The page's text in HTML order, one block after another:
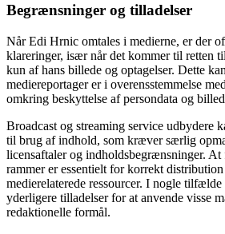
Begrænsninger og tilladelser
Når Edi Hrnic omtales i medierne, er der
klareringer, især når det kommer til retten
kun af hans billede og optagelser. Dette
mediereportager er i overensstemmelse
omkring beskyttelse af persondata og
Broadcast og streaming service udbydere
til brug af indhold, som kræver særlig
licensaftaler og indholdsbegrænsninger. At
rammer er essentielt for korrekt
medierelaterede ressourcer. I nogle
yderligere tilladelser for at anvende visse
redaktionelle formål.